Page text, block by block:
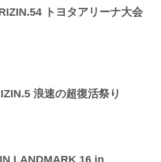
のRIZINの）ベルトを獲りに行きたい」
YouTubeで見る
試合後インタビュー Vol.1 / RIZIN
スヴェッキスカ 2つ言えます。1つ目は
トヨタアリーナ大会
浪速の超復活祭り
LANDMARK 16 in